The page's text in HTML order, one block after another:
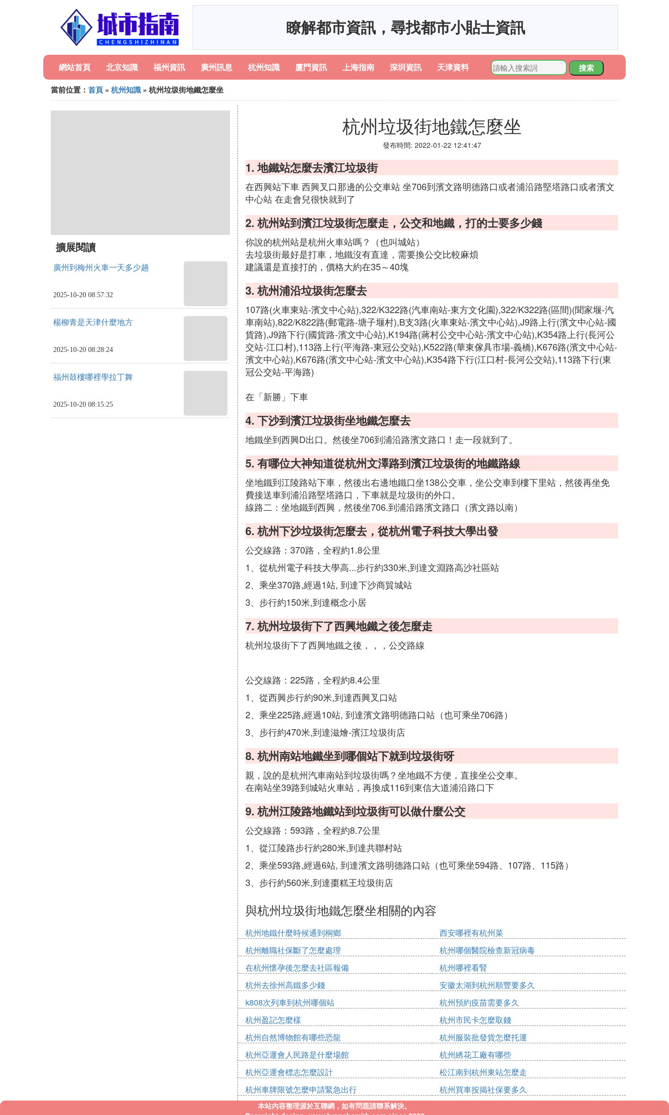
瞭解都市資訊，尋找都市小貼士資訊
網站首頁 北京知識 福州資訊 廣州訊息 杭州知識 廈門資訊 上海指南 深圳資訊 天津資料
搜索
當前位置： 首頁 » 杭州知識 » 杭州垃圾街地鐵怎麼坐
擴展閱讀
廣州到梅州火車一天多少趟
2025-10-20 08:57:32
楊柳青是天津什麼地方
2025-10-20 08:28:24
福州鼓樓哪裡學拉丁舞
2025-10-20 08:15:25
杭州垃圾街地鐵怎麼坐
發布時間: 2022-01-22 12:41:47
1. 地鐵站怎麼去濱江垃圾街
在西興站下車 西興叉口那邊的公交車站 坐706到濱文路明德路口或者浦沿路堅塔路口或者濱文
中心站 在走會兒很快就到了
2. 杭州站到濱江垃圾街怎麼走，公交和地鐵，打的士要多少錢
你說的杭州站是杭州火車站嗎？（也叫城站）
去垃圾街最好是打車，地鐵沒有直達，需要換公交比較麻煩
建議還是直接打的，價格大約在35～40塊
3. 杭州浦沿垃圾街怎麼去
107路(火車東站-濱文中心站),322/K322路(汽車南站-東方文化園),322/K322路(區間)(聞家堰-汽
車南站),822/K822路(郵電路-塘子堰村),B支3路(火車東站-濱文中心站),J9路上行(濱文中心站-國
貨路),J9路下行(國貨路-濱文中心站),K194路(蔣村公交中心站-濱文中心站),K354路上行(長河公
交站-江口村),113路上行(平海路-東冠公交站),K522路(華東傢具市場-義橋),K676路(濱文中心站-
濱文中心站),K676路(濱文中心站-濱文中心站),K354路下行(江口村-長河公交站),113路下行(東
冠公交站-平海路)
在「新勝」下車
4. 下沙到濱江垃圾街坐地鐵怎麼去
地鐵坐到西興D出口。然後坐706到浦沿路濱文路口！走一段就到了。
5. 有哪位大神知道從杭州文澤路到濱江垃圾街的地鐵路線
坐地鐵到江陵路站下車，然後出右邊地鐵口坐138公交車，坐公交車到樓下里站，然後再坐免
費接送車到浦沿路堅塔路口，下車就是垃圾街的外口。
線路二：坐地鐵到西興，然後坐706.到浦沿路濱文路口（濱文路以南）
6. 杭州下沙垃圾街怎麼去，從杭州電子科技大學出發
公交線路：370路，全程約1.8公里
1、從杭州電子科技大學高...步行約330米,到達文淵路高沙社區站
2、乘坐370路,經過1站, 到達下沙商貿城站
3、步行約150米,到達概念小居
7. 杭州垃圾街下了西興地鐵之後怎麼走
杭州垃圾街下了西興地鐵之後，，，公交路線
公交線路：225路，全程約8.4公里
1、從西興步行約90米,到達西興叉口站
2、乘坐225路,經過10站, 到達濱文路明德路口站（也可乘坐706路）
3、步行約470米,到達滋燴-濱江垃圾街店
8. 杭州南站地鐵坐到哪個站下就到垃圾街呀
親，說的是杭州汽車南站到垃圾街嗎？坐地鐵不方便，直接坐公交車。
在南站坐39路到城站火車站，再換成116到東信大道浦沿路口下
9. 杭州江陵路地鐵站到垃圾街可以做什麼公交
公交線路：593路，全程約8.7公里
1、從江陵路步行約280米,到達共聯村站
2、乘坐593路,經過6站, 到達濱文路明德路口站（也可乘坐594路、107路、115路）
3、步行約560米,到達棗糕王垃圾街店
與杭州垃圾街地鐵怎麼坐相關的內容
杭州地鐵什麼時候通到桐鄉
西安哪裡有杭州菜
杭州離職社保斷了怎麼處理
杭州哪個醫院檢查新冠病毒
在杭州懷孕後怎麼去社區報備
杭州哪裡看腎
杭州去徐州高鐵多少錢
安徽太湖到杭州順豐要多久
k808次列車到杭州哪個站
杭州預約疫苗需要多久
杭州盈記怎麼樣
杭州市民卡怎麼取錢
杭州自然博物館有哪些恐龍
杭州服裝批發貨怎麼托運
杭州亞運會人民路是什麼場館
杭州綉花工廠有哪些
杭州亞運會標志怎麼設計
松江南到杭州東站怎麼走
杭州車牌限號怎麼申請緊急出行
杭州買車按揭社保要多久
本站內容整理源於互聯網，如有問題請聯系解決。